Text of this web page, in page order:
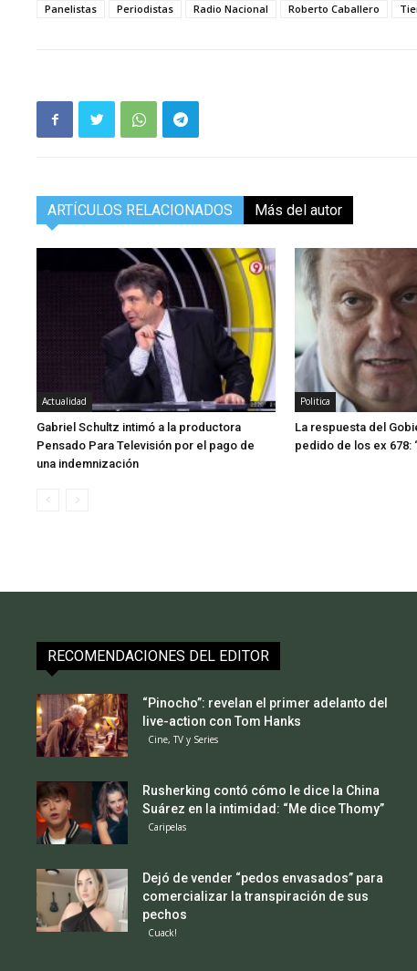
Panelistas
Periodistas Radio Nacional Roberto Caballero
ARTÍCULOS RELACIONADOS Más del autor
Actualidad
Gabriel Schultz intimó a la productora
Pensado Para Televisión por el pago de
una indemnización
Politica
La respuesta del
pedido de los ex 678:
RECOMENDACIONES DEL EDITOR
“Pinocho”: revelan el primer adelanto del
live-action con Tom Hanks
Cine, TV y Series
Rusherking contó cómo le dice la China
Suárez en la intimidad: “Me dice Thomy”
Caripelas
Dejó de vender “pedos envasados” para
comercializar la transpiración de sus
pechos
Cuack!